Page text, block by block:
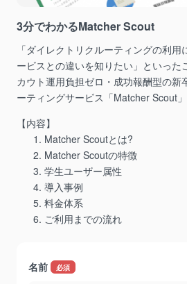
3分でわかるMatcher Scout
「ダイレクトリクルーティングの利
ービスとの違いを知りたい」といった
カウト運用負担ゼロ・成功報酬型の新
ーティングサービス「Matcher Scout」
【内容】
Matcher Scoutとは?
Matcher Scoutの特徴
学生ユーザー属性
導入事例
料金体系
ご利用までの流れ
名前